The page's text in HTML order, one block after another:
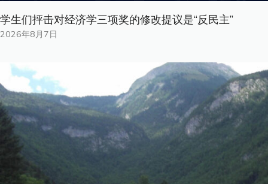
学生们抨击对经济学三项奖的修改提议是“反民主”
2026年8月7日